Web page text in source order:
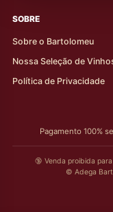
SOBRE
Sobre o Bartolomeu
Nossa Seleção de
Política de Privacidade
Pagamento 100%
🔞 Venda proibida
© Adega